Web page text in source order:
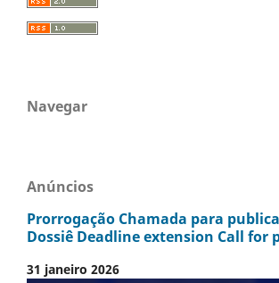
Navegar
Anúncios
Prorrogação Chamada para
Dossiê Deadline extension Call for
31 janeiro 2026